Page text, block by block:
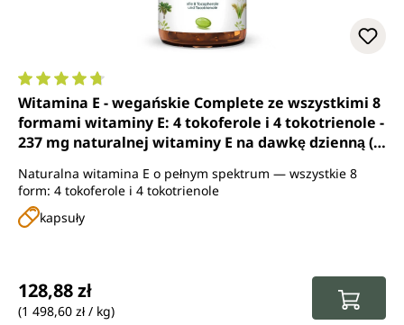
Średnia ocena 4.8 z 5 gwiazdek
Witamina E - wegańskie Complete ze wszystkimi 8
formami witaminy E: 4 tokoferole i 4 tokotrienole -
237 mg naturalnej witaminy E na dawkę dzienną (2
Naturalna witamina E o pełnym spektrum — wszystkie 8
form: 4 tokoferole i 4 tokotrienole
kapsuły
128,88 zł
(1 498,60 zł / kg)